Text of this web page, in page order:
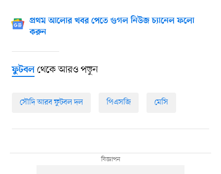
প্রথম আলোর খবর পেতে গুগল নিউজ চ্যানেল ফলো
করুন
ফুটবলথেকে আরও পড়ুন
সৌদি আরব ফুটবল দল পিএসজি মেসি